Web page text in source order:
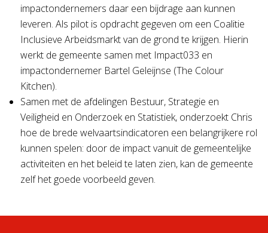
impactondernemers daar een bijdrage aan kunnen
leveren. Als pilot is opdracht gegeven om een Coalitie
Inclusieve Arbeidsmarkt van de grond te krijgen. Hierin
werkt de gemeente samen met Impact033 en
impactondernemer Bartel Geleijnse (The Colour
Kitchen).
Samen met de afdelingen Bestuur, Strategie en
Veiligheid en Onderzoek en Statistiek, onderzoekt Chris
hoe de brede welvaartsindicatoren een belangrijkere rol
kunnen spelen: door de impact vanuit de gemeentelijke
activiteiten en het beleid te laten zien, kan de gemeente
zelf het goede voorbeeld geven.